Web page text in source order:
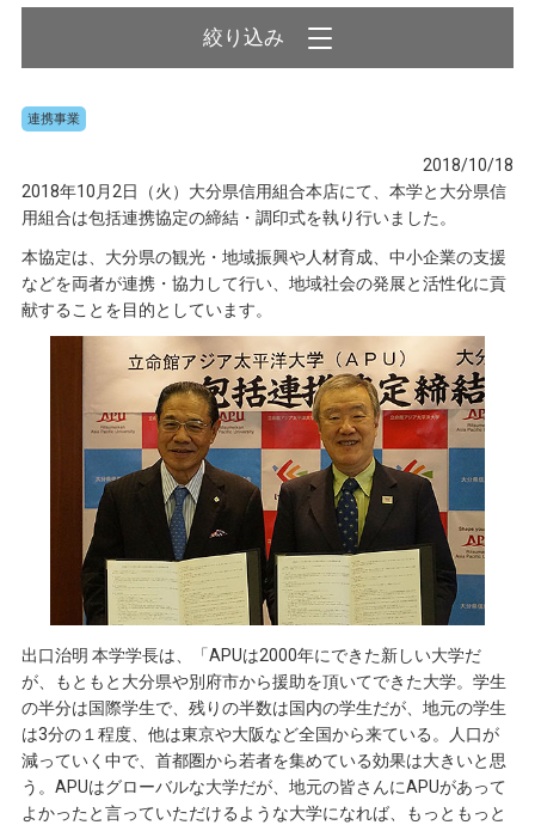
連携事業
2018/10/18
2018年10月2日（火）大分県信用組合本店にて、本学と大分県信
用組合は包括連携協定の締結・調印式を執り行いました。
本協定は、大分県の観光・地域振興や人材育成、中小企業の支援
などを両者が連携・協力して行い、地域社会の発展と活性化に貢
献することを目的としています。
出口治明 本学学長は、「APUは2000年にできた新しい大学だ
が、もともと大分県や別府市から援助を頂いてできた大学。学生
の半分は国際学生で、残りの半数は国内の学生だが、地元の学生
は3分の１程度、他は東京や大阪など全国から来ている。人口が
減っていく中で、首都圏から若者を集めている効果は大きいと思
う。APUはグローバルな大学だが、地元の皆さんにAPUがあって
よかったと言っていただけるような大学になれば、もっともっと